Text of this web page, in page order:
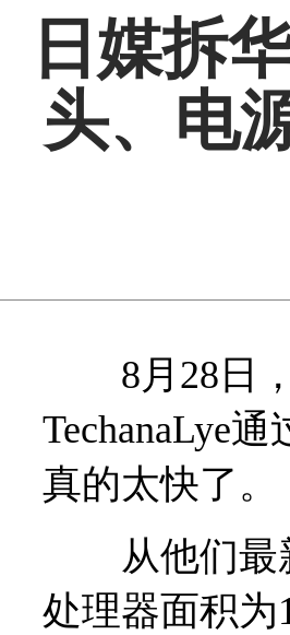
日媒拆
头、电
8月28日，
TechanaLye
真的太快了。
从他们最新
处理器面积为